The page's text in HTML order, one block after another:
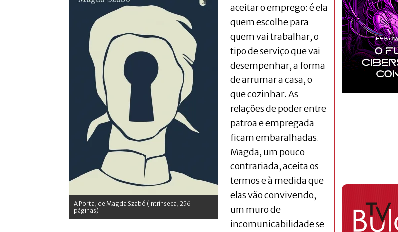
A Porta, de Magda Szabó (Intrínseca, 256
páginas)
aceitar o emprego: é ela
quem escolhe para
quem vai trabalhar, o
tipo de serviço que vai
desempenhar, a forma
de arrumar a casa, o
que cozinhar. As
relações de poder entre
patroa e empregada
ficam embaralhadas.
Magda, um pouco
contrariada, aceita os
termos e à medida que
elas vão convivendo,
um muro de
incomunicabilidade se